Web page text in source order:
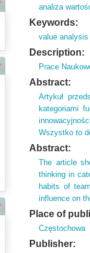
analiza
Keywords:
value analysis
Description:
Prace
Abstract:
Artykuł
kategoriami
Wszystko to
Abstract:
The article
thinking in
habits of
influence on
Place of
Częstochowa
Publisher: